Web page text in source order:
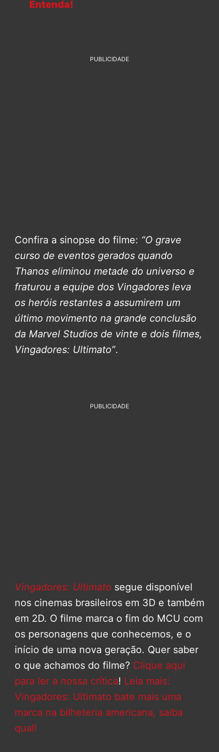
Entenda!
PUBLICIDADE
Confira a sinopse do filme: “O grave
curso de eventos gerados quando
Thanos eliminou metade do universo e
fraturou a equipe dos Vingadores leva
os heróis restantes a assumirem um
último movimento na grande conclusão
da Marvel Studios de vinte e dois filmes,
Vingadores: Ultimato”.
PUBLICIDADE
Vingadores: Ultimato segue disponível
nos cinemas brasileiros em 3D e também
em 2D. O filme marca o fim do MCU com
os personagens que conhecemos, e o
início de uma nova geração. Quer saber
o que achamos do filme? Clique aqui
para ler a nossa crítica! Leia mais:
Vingadores: Ultimato bate mais uma
marca na bilheteria americana, saiba
qual!